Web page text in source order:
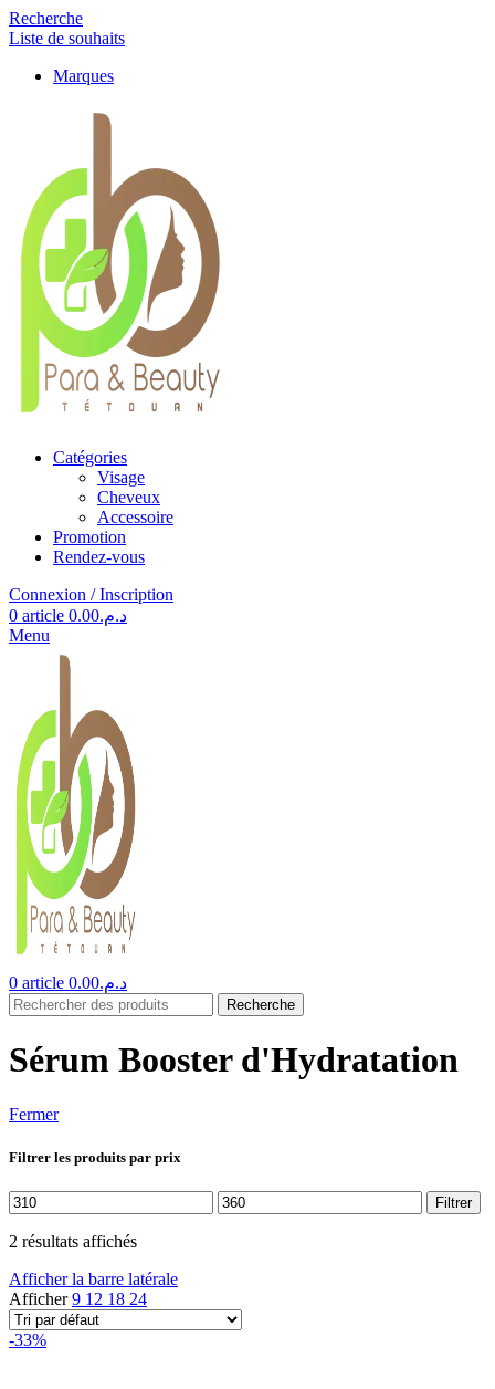
Recherche
Liste de souhaits
Marques
Catégories
Visage
Cheveux
Accessoire
Promotion
Rendez-vous
Connexion / Inscription
0 article د.م.0.00
Menu
0 article د.م.0.00
Recherche
Sérum Booster d'Hydratation
Fermer
Filtrer les produits par prix
Prix
min
Prix
max
Filtrer
2 résultats affichés
Afficher la barre latérale
Afficher9 12 18 24
-33%